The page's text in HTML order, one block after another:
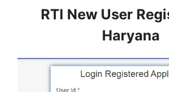
RTI New User
Haryana